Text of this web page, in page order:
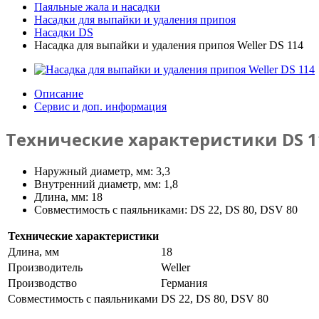
Паяльные жала и насадки
Насадки для выпайки и удаления припоя
Насадки DS
Насадка для выпайки и удаления припоя Weller DS 114
Описание
Сервис и доп. информация
Технические характеристики DS
Наружный диаметр, мм: 3,3
Внутренний диаметр, мм: 1,8
Длина, мм: 18
Совместимость с паяльниками: DS 22, DS 80, DSV 80
Технические характеристики
Длина, мм
18
Производитель
Weller
Производство
Германия
Совместимость с паяльниками DS 22, DS 80, DSV 80